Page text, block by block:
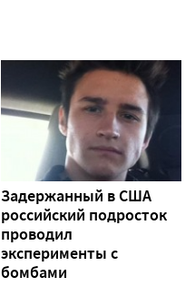
Задержанный в США
российский подросток
проводил
эксперименты с
бомбами